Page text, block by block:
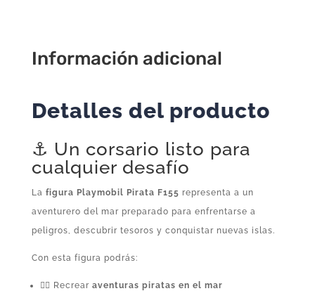
Información adicional
Detalles del producto
⚓ Un corsario listo para
cualquier desafío
La figura Playmobil Pirata F155 representa a un
aventurero del mar preparado para enfrentarse a
peligros, descubrir tesoros y conquistar nuevas islas.
Con esta figura podrás:
🏴‍☠️ Recrear aventuras piratas en el mar